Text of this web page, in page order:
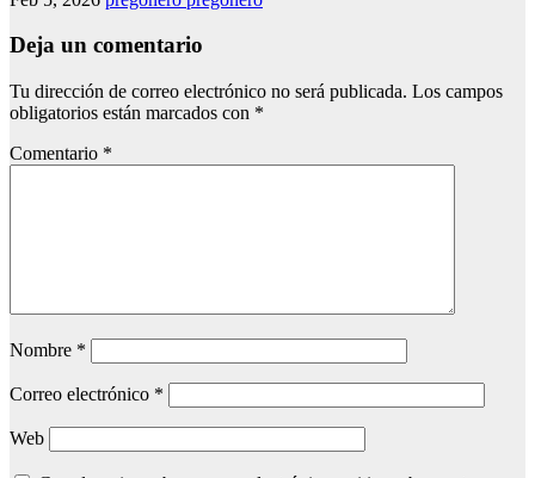
Deja un comentario
Tu dirección de correo electrónico no será publicada. Los campos
obligatorios están marcados con *
Comentario *
Nombre *
Correo electrónico *
Web